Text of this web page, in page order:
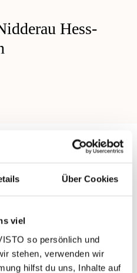
Über Cookies
viel
so persönlich und
stehen, verwenden wir
hilfst du uns, Inhalte auf
Hess-